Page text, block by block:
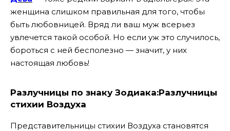
женщина слишком правильная для того, чтобы
быть любовницей. Вряд ли ваш муж всерьез
увлечется такой особой. Но если уж это случилось,
бороться с ней бесполезно — значит, у них
настоящая любовь!
Разлучницы по знаку Зодиака:Разлучницы
стихии Воздуха
Представительницы стихии Воздуха становятся